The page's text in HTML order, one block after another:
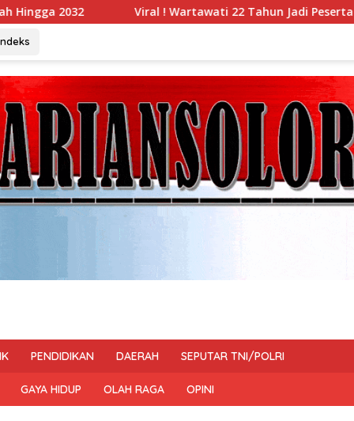
22 Tahun Jadi Peserta UKW Madya Termuda dan
PENDIDIKAN DAERAH SEPUTAR TNI/POLRI
GAYA HIDUP OLAH RAGA OPINI